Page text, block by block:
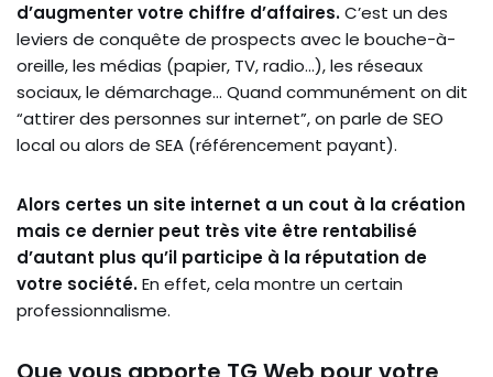
d’augmenter votre chiffre d’affaires.C’est un des
leviers de conquête de prospects avec le bouche-à-
oreille, les médias (papier, TV, radio…), les réseaux
sociaux, le démarchage… Quand communément on dit
“attirer des personnes sur internet”, on parle de SEO
local ou alors de SEA (référencement payant).
Alors certes un site internet a un cout à la création
mais ce dernier peut très vite être rentabilisé
d’autant plus qu’il participe à la réputation de
votre société.En effet, cela montre un certain
professionnalisme.